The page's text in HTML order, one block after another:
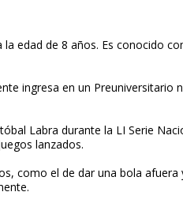
edad de 8 años. Es conocido
ingresa en un Preuniversitario
Labra durante la LI Serie
lanzados.
como el de dar una bola